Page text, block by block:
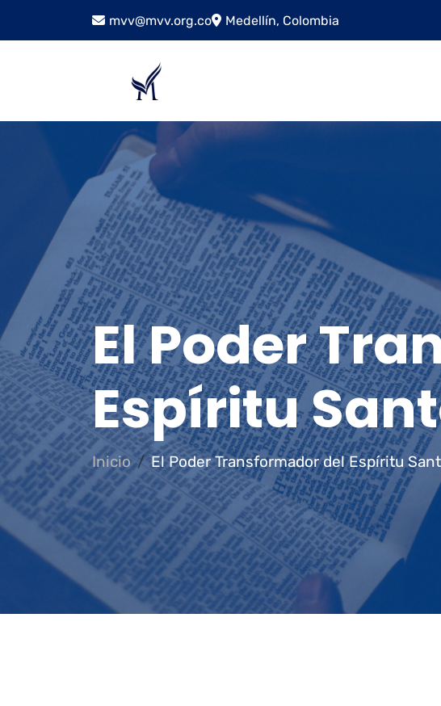
mvv@mvv.org.co Medellín, Colombia
El Poder
Espíritu
Inicio El Poder Transformador del Espíritu